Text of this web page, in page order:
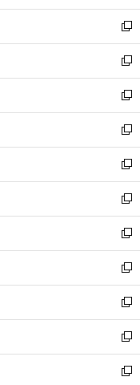
開
く
ウ
で
開
く
ン
ド
ウ
で
開
く
ウ
ィ
ン
ド
ウ
で
開
く
新
し
い
ウ
ィ
ン
ド
ウ
で
開
く
新
し
い
ウ
ィ
ン
ド
ウ
で
開
く
新
し
い
ウ
ィ
ン
ド
ウ
で
開
く
新
し
い
ウ
ィ
ン
ド
ウ
で
開
く
新
し
い
ウ
ィ
ン
ド
ウ
で
開
く
新
し
い
ウ
ィ
ン
ド
ウ
で
開
く
新
し
い
ウ
ィ
ン
ド
ウ
で
新
し
い
ウ
ィ
ン
ド
新
し
い
ウ
ィ
新
し
い
新